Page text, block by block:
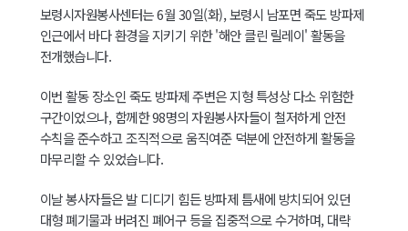
보령시자원봉사센터는 6월 30일(화), 보령시 남포면 죽도 방파제
인근에서 바다 환경을 지키기 위한 '해안 클린 릴레이' 활동을
전개했습니다.
이번 활동 장소인 죽도 방파제 주변은 지형 특성상 다소 위험한
구간이었으나, 함께한98명의 자원봉사자들이 철저하게 안전
수칙을 준수하고 조직적으로 움직여준 덕분에 안전하게 활동을
마무리할 수 있었습니다.
이날 봉사자들은 발 디디기 힘든 방파제 틈새에 방치되어 있던
대형 폐기물과 버려진 폐어구 등을 집중적으로 수거하며, 대략